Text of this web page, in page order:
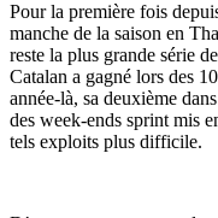
Pour la première fois
manche de la saison en
reste la plus grande série
Catalan a gagné lors des
année-là, sa deuxième
des week-ends sprint mis
tels exploits plus difficile.